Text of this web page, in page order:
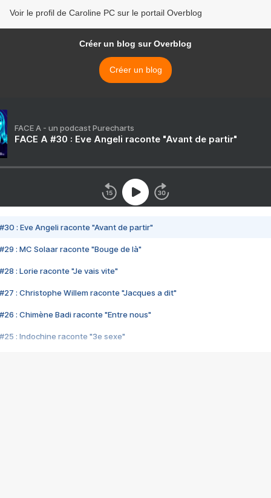
Voir le profil de Caroline PC sur le portail Overblog
Créer un blog sur Overblog
Créer un blog
FACE A - un podcast Purecharts
FACE A #30 : Eve Angeli raconte "Avant de partir"
#30 : Eve Angeli raconte "Avant de partir"
#29 : MC Solaar raconte "Bouge de là"
#28 : Lorie raconte "Je vais vite"
#27 : Christophe Willem raconte "Jacques a dit"
#26 : Chimène Badi raconte "Entre nous"
#25 : Indochine raconte "3e sexe"